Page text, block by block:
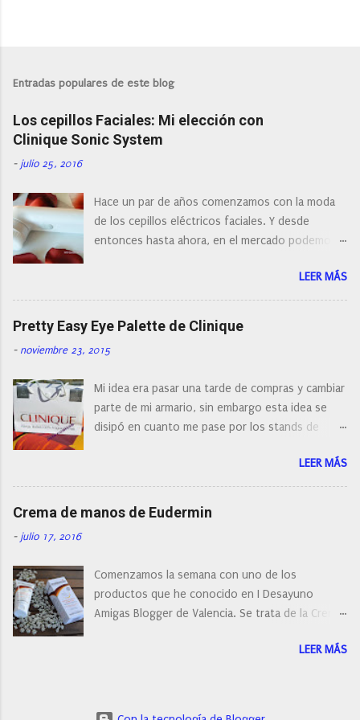
Entradas populares de este blog
Los cepillos Faciales: Mi elección con
Clinique Sonic System
- julio 25, 2016
Hace un par de años comenzamos con la moda
de los cepillos eléctricos faciales. Y desde
entonces hasta ahora, en el mercado podemos
con diferentes características, a pilas, a batería,
cepillos de rotación o de oscilación... y
naturalmente de todos los precios. Existe en la
actualidad tal variedad, que antes de hacer la
compra debemos de hacernos unas preguntas:
post os voy a dar mi opinión de porque elegí mi
cepillo facial de Clinique
LEER MÁS
Pretty Easy Eye Palette de Clinique
- noviembre 23, 2015
Mi idea era pasar una tarde de compras y cambiar
parte de mi armario, sin embargo esta idea se
disipó en cuanto me pase por los stands de
resistirse a esta paleta de colores de Clinique.
LEER MÁS
Crema de manos de Eudermin
- julio 17, 2016
Comenzamos la semana con uno de los
productos que he conocido en I Desayuno
Amigas Blogger de Valencia. Se trata de la Crema
manos para utilizar tanto en verano como en
LEER MÁS